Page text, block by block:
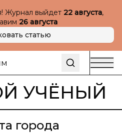
Журнал выйдет 22 августа,
26 августа
статью
УЧЁНЫЙ
города